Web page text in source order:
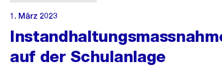
1. März 2023
auf der Schulanlage